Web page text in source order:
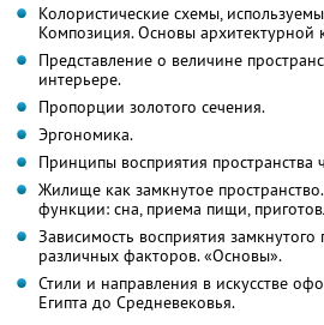
Колористические схемы,
Композиция. Основы архитектурной
Представление о величине
интерьере.
Пропорции золотого сечения.
Эргономика.
Принципы восприятия пространства
Жилище как замкнутое
функции: сна, приема пищи,
Зависимость восприятия замкнутого
различных факторов. «Основы».
Стили и направления в искусстве
Египта до Средневековья.